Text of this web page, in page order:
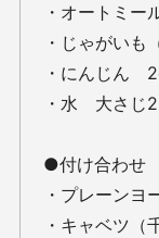
・オートミ
・じゃがい
・にんじん
・水 大さじ2
●付け合わせ
・プレーン
・キャベツ